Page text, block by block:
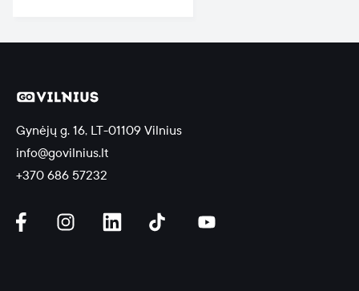
Gynėjų g. 16, LT-01109 Vilnius
info@govilnius.lt
+370 686 57232